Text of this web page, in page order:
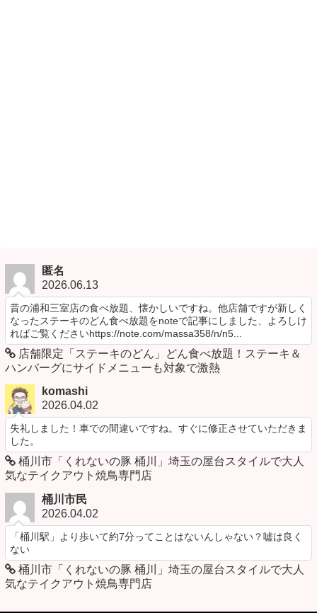
匿名
2026.06.13
昔の浦和三室店の食べ放題、懐かしいですね。他店舗ですが新しく
なったステーキのどん食べ放題をnoteで記事にしました、よろしけ
ればご覧くださいhttps://note.com/massa358/n/n5...
店舗限定「ステーキのどん」どん食べ放題！ステーキ＆
ハンバーグにサイドメニューも対象で激熱
komashi
2026.04.02
失礼しました！車での間違いですね。すぐに修正させていただきま
した。
桶川市「くれないの豚 桶川」埼玉の屋台スタイルで大人
気なテイクアウト焼鳥専門店
桶川市民
2026.04.02
「桶川駅」より歩いて約7分ってことはないんしゃない？嘘は良く
ない
桶川市「くれないの豚 桶川」埼玉の屋台スタイルで大人
気なテイクアウト焼鳥専門店